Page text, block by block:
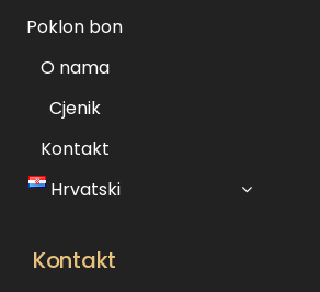
Poklon bon
O nama
Cjenik
Kontakt
Hrvatski
Kontakt